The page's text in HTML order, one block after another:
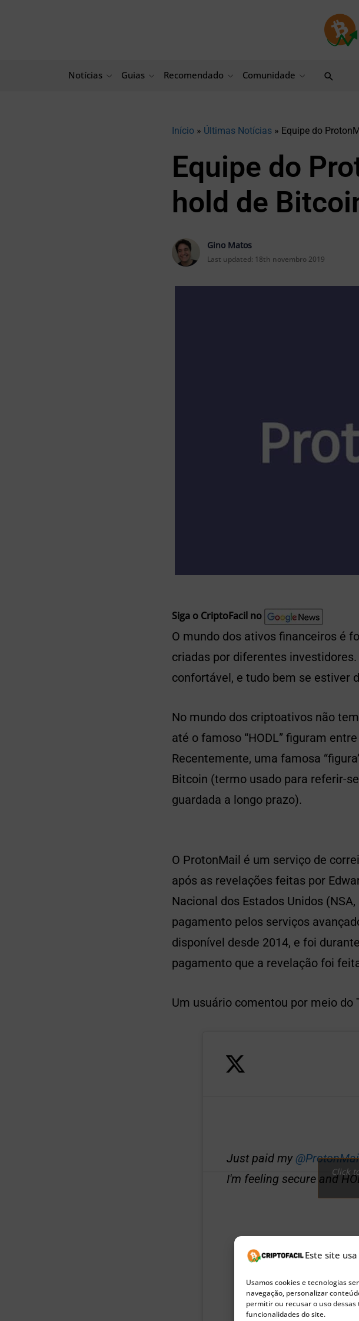
Este site
Usamos cookies e tecnologias
navegação, personalizar
permitir ou recusar o uso
funcionalidades do site.
Notícias Guias Recomendado Comunidade
Início » Últimas Notícias » Equipe do
Equipe do
hold de
Gino Matos
Last updated: 18th novembro 2019
Siga o CriptoFacil no
O mundo dos ativos financeiros é
criadas por diferentes
confortável, e tudo bem se estiver
No mundo dos criptoativos não
até o famoso “HODL” figuram
Recentemente, uma famosa
Bitcoin (termo usado para referir-
guardada a longo prazo).
O ProtonMail é um serviço de
após as revelações feitas por
Nacional dos Estados Unidos
pagamento pelos serviços
disponível desde 2014, e foi
pagamento que a revelação foi
Um usuário comentou por meio do
Just paid my
I'm feeling secure and
Click